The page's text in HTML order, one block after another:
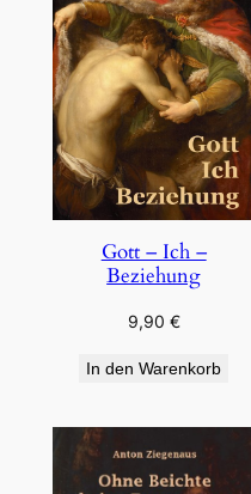
Gott – Ich –
Beziehung
9,90 €
In den Warenkorb